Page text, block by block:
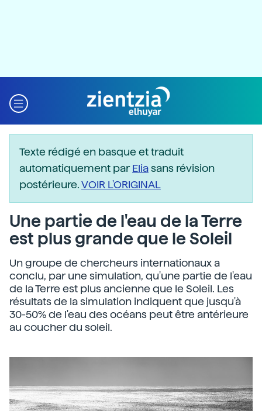
Texte rédigé en basque et traduit
automatiquement parEliasans révision
postérieure.VOIR L'ORIGINAL
Une partie de l'eau de la Terre
est plus grande que le Soleil
Un groupe de chercheurs internationaux a
conclu, par une simulation, qu'une partie de l'eau
de la Terre est plus ancienne que le Soleil. Les
résultats de la simulation indiquent que jusqu'à
30-50% de l'eau des océans peut être antérieure
au coucher du soleil.